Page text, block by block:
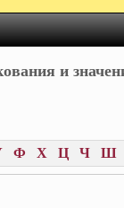
и
Ф Х Ц Ч Ш